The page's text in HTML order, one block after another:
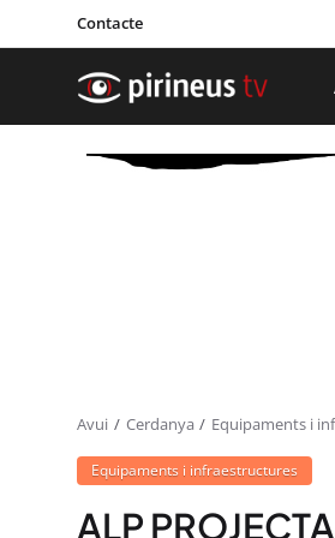
Contacte
Avui Cerdanya Equipaments i
Equipaments i infraestructures
ALP